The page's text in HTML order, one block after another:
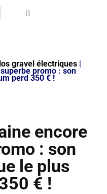
gravel électriques |
promo : son
perd 350 € !
encore
: son
le plus
€ !